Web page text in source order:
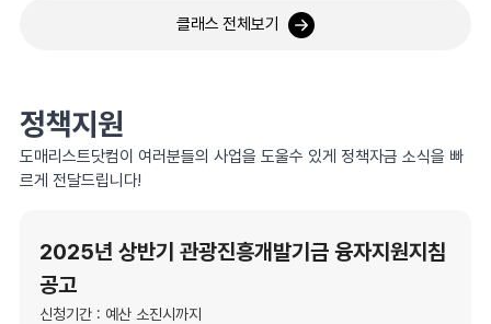
클래스 전체보기
정책지원
도매리스트닷컴이 여러분들의 사업을 도울수 있게 정책자금 소식을 빠
르게 전달드립니다!
2025년 상반기 관광진흥개발기금 융자지원지침
공고
신청기간 : 예산 소진시까지